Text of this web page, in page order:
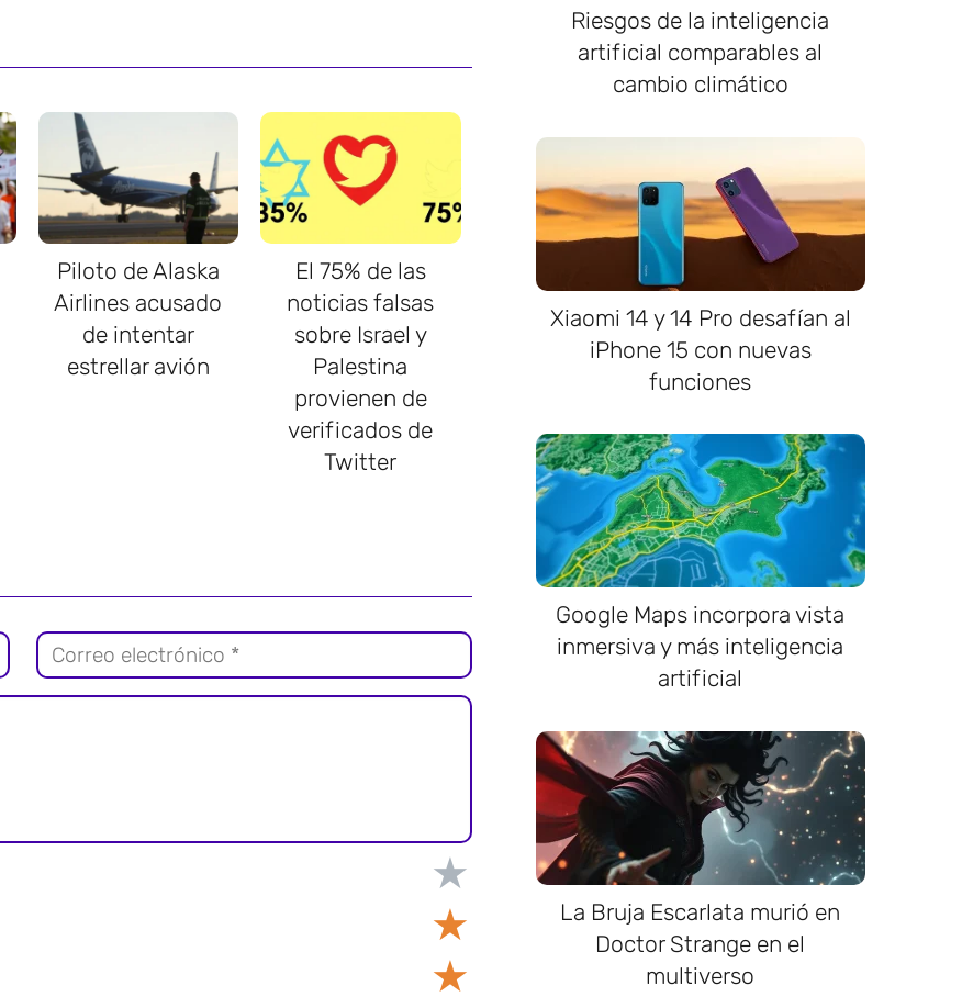
Piloto de Alaska
Airlines acusado
de intentar
estrellar avión
El 75% de las
noticias falsas
sobre Israel y
Palestina
provienen de
verificados de
Twitter
★
★
★
Riesgos de la inteligencia
artificial comparables al
cambio climático
Xiaomi 14 y 14 Pro desafían al
iPhone 15 con nuevas
funciones
Google Maps incorpora vista
inmersiva y más inteligencia
artificial
La Bruja Escarlata murió en
Doctor Strange en el
multiverso